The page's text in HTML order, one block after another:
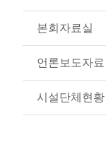
본회자료실
언론보도자료
시설단체현황